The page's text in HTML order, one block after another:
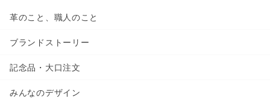
革のこと、職人のこと
ブランドストーリー
記念品・大口注文
みんなのデザイン